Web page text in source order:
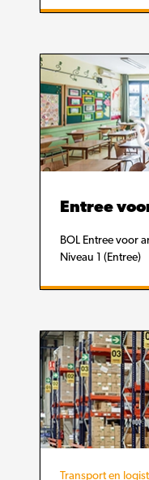
Entree
BOL Entree voor
Niveau 1 (Entree)
Transport en